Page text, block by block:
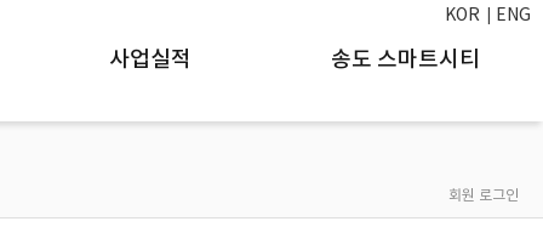
KOR ENG
사업실적 송도 스마트시티
회원 로그인